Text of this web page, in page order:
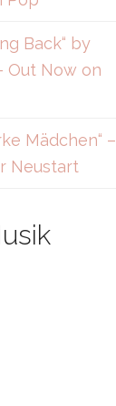
Back“ by
Out Now on
Mädchen“ –
Neustart